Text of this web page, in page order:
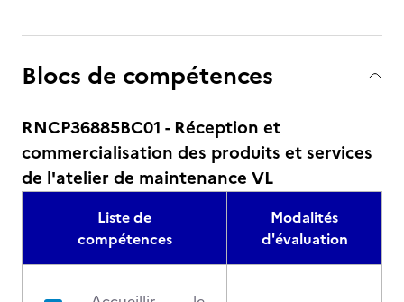
Blocs de compétences
RNCP36885BC01 - Réception et
commercialisation des produits et services
de l'atelier de maintenance VL
Liste de
compétences
Modalités
d'évaluation